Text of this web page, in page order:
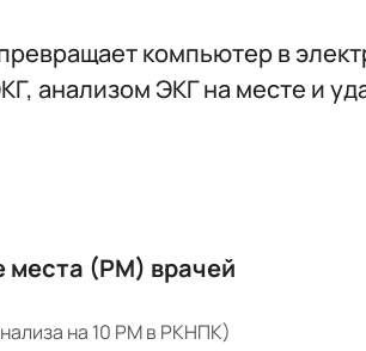
компьютер в
анализом ЭКГ на месте и
места (РМ) врачей
на 10 РМ в РКНПК)